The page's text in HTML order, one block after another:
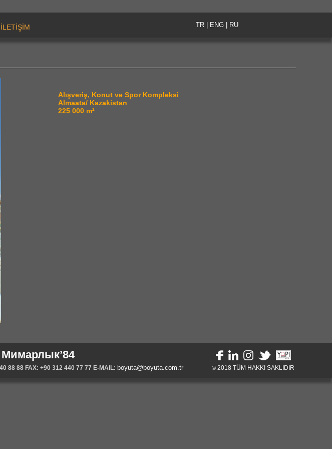
İLETİŞİM TR ENG RU
Alışveriş, Konut ve Spor Kompleksi
Almaata/ Kazakistan
225 000 m²
Мимарлык’84
88 88 FAX: +90 312 440 77 77 E-MAIL: boyuta@boyuta.com.tr © 2018 TÜM HAKKI SAKLIDIR